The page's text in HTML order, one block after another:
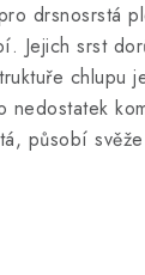
drsnosrstá
Jejich srst
chlupu
nedostatek
působí